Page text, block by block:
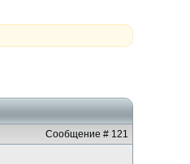
Сообщение # 121